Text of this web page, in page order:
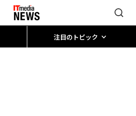
注目のトピック